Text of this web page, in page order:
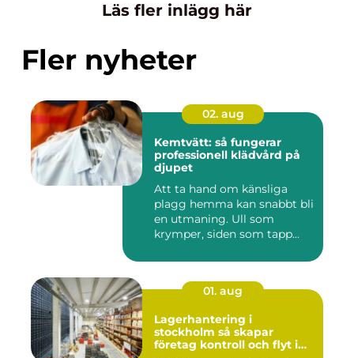
Läs fler inlägg här
Fler nyheter
02. aug
Kemtvätt: så fungerar
professionell klädvård på
djupet
Att ta hand om känsliga
plagg hemma kan snabbt bli
en utmaning. Ull som
krymper, siden som tapp...
01. aug
Lagerhantering i
stockholm så skapar
företag kontroll och flyt i